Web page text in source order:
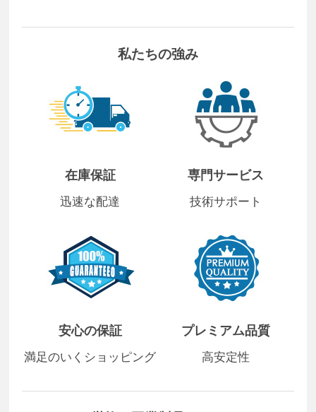
私たちの強み
在庫保証
迅速な配達
専門サービス
技術サポート
安心の保証
満足のいくショッピング
プレミアム品質
高安定性